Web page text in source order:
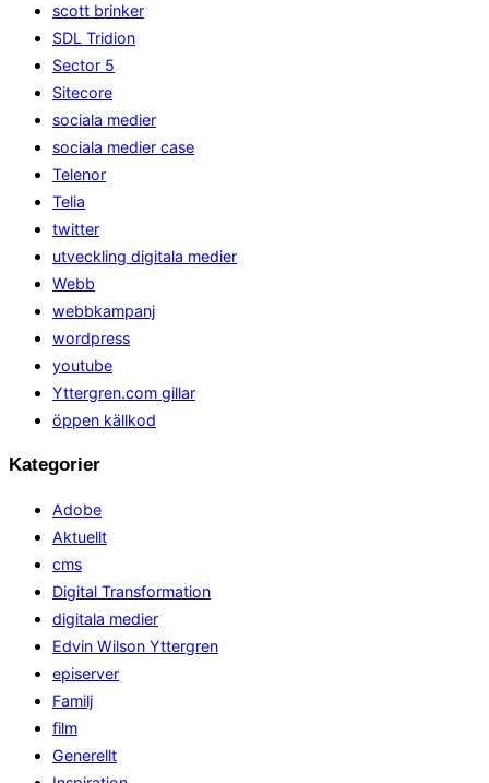
scott brinker
SDL Tridion
Sector 5
Sitecore
sociala medier
sociala medier case
Telenor
Telia
twitter
utveckling digitala medier
Webb
webbkampanj
wordpress
youtube
Yttergren.com gillar
öppen källkod
Kategorier
Adobe
Aktuellt
cms
Digital Transformation
digitala medier
Edvin Wilson Yttergren
episerver
Familj
film
Generellt